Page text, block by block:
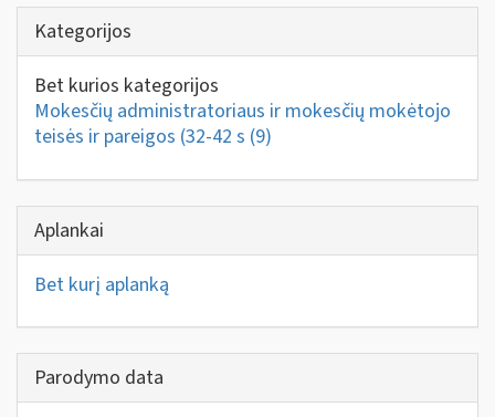
Kategorijos
Bet kurios kategorijos
Mokesčių administratoriaus ir mokesčių mokėtojo
teisės ir pareigos (32-42 s (9)
Aplankai
Bet kurį aplanką
Parodymo data